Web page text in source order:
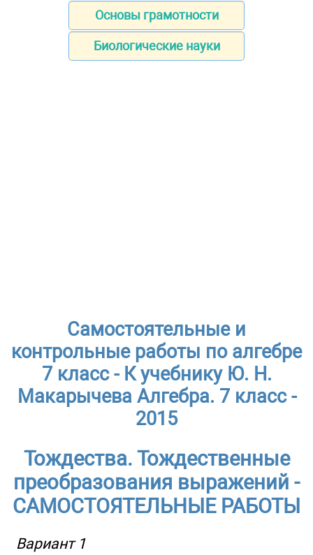
Основы грамотности
Биологические науки
Самостоятельные и
контрольные работы по алгебре
7 класс - К учебнику Ю. Н.
Макарычева Алгебра. 7 класс -
2015
Тождества. Тождественные
преобразования выражений -
САМОСТОЯТЕЛЬНЫЕ РАБОТЫ
Вариант 1